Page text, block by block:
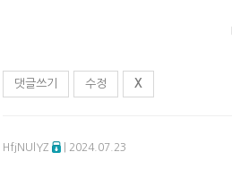
댓글쓰기 수정 X
HfjNUlYZ | 2024.07.23